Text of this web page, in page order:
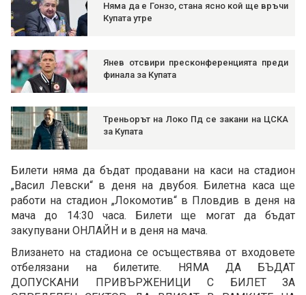
Няма да е Гонзо, стана ясно кой ще връчи
Купата утре
Янев отсвири пресконференцията преди
финала за Купата
Треньорът на Локо Пд се закани на ЦСКА
за Купата
Билети няма да бъдат продавани на каси на стадион
„Васил Левски“ в деня на двубоя. Билетна каса ще
работи на стадион „Локомотив“ в Пловдив в деня на
мача до 14:30 часа. Билети ще могат да бъдат
закупувани ОНЛАЙН и в деня на мача.
Влизането на стадиона се осъществява от входовете
отбелязани на билетите. НЯМА ДА БЪДАТ
ДОПУСКАНИ ПРИВЪРЖЕНИЦИ С БИЛЕТ ЗА